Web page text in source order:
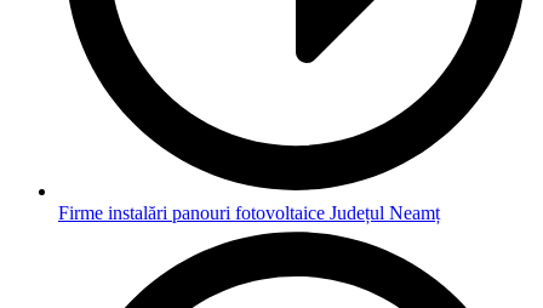
Firme instalări panouri fotovoltaice Județul Neamț